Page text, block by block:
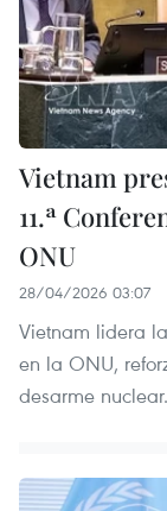
Vietnam
11.ª
ONU
28/04/2026 03:07
Vietnam lidera
en la ONU,
desarme nuclear.